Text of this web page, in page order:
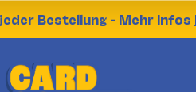
Bestellung - Mehr Infos